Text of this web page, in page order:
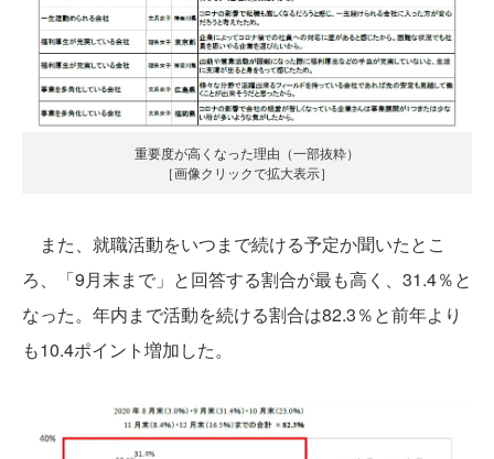
重要度が高くなった理由（一部抜粋）
［画像クリックで拡大表示］
また、就職活動をいつまで続ける予定か聞いたとこ
ろ、「9月末まで」と回答する割合が最も高く、31.4％と
なった。年内まで活動を続ける割合は82.3％と前年より
も10.4ポイント増加した。